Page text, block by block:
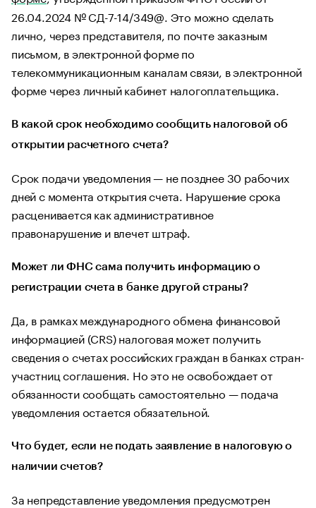
26.04.2024 № СД-7-14/349@. Это можно сделать
лично, через представителя, по почте заказным
письмом, в электронной форме по
телекоммуникационным каналам связи, в электронной
форме через личный кабинет налогоплательщика.
В какой срок необходимо сообщить налоговой об
открытии расчетного счета?
Срок подачи уведомления — не позднее 30 рабочих
дней с момента открытия счета. Нарушение срока
расценивается как административное
правонарушение и влечет штраф.
Может ли ФНС сама получить информацию о
регистрации счета в банке другой страны?
Да, в рамках международного обмена финансовой
информацией (CRS) налоговая может получить
сведения о счетах российских граждан в банках стран-
участниц соглашения. Но это не освобождает от
обязанности сообщать самостоятельно — подача
уведомления остается обязательной.
Что будет, если не подать заявление в налоговую о
наличии счетов?
За непредставление уведомления предусмотрен